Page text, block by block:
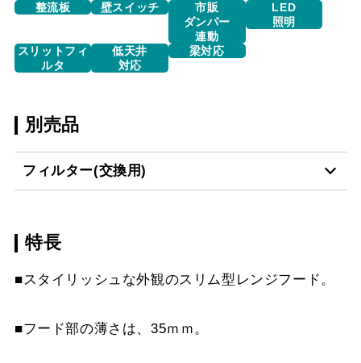
整流板 壁スイッチ
市販
ダンパー
連動
LED
照明
スリットフィ
ルタ
低天井
対応
梁対応
別売品
フィルター(交換用)
VSF-261-2
特長
■スタイリッシュな外観のスリム型レンジフード。
■フード部の薄さは、35ｍｍ。